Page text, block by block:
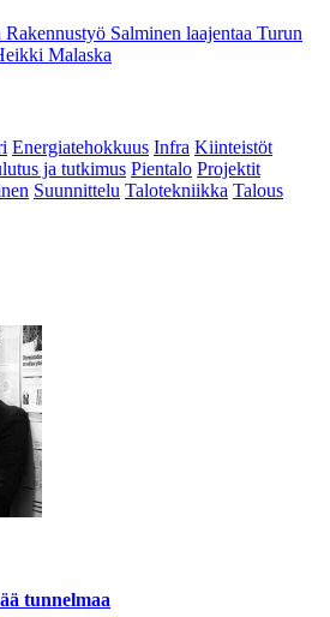
Salminen laajentaa Turun
Malaska
Energiatehokkuus Infra Kiinteistöt
ja tutkimus Pientalo Projektit
Suunnittelu Talotekniikka Talous
tunnelmaa